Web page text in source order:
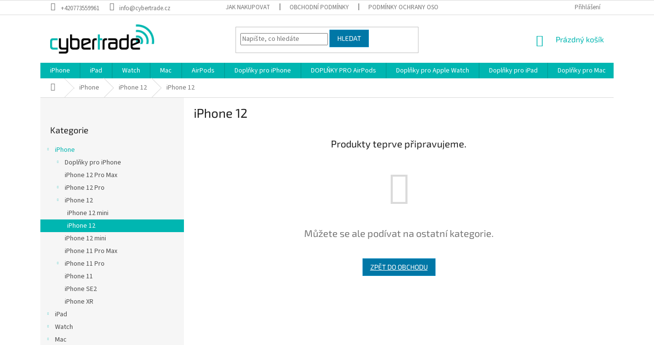
na
+420773559961 info@cybertrade.cz JAK NAKUPOVAT OBCHODNÍ PODMÍNKY PODMÍNKY OCHRANY OSOBNÍCH ÚDAJŮ Přihlášení
HLEDAT
NÁKUPNÍ
Prázdný košík
iPhone iPad Watch Mac AirPods Doplňky pro iPhone DOPLŇKY PRO AirPods Doplňky pro Apple Watch Doplňky pro iPad Doplňky pro Mac
Domů iPhone iPhone 12 iPhone 12
n
e
kategorie
Kategorie
iPhone
Doplňky pro iPhone
iPhone 12 Pro Max
iPhone 12 Pro
iPhone 12
iPhone 12 mini
iPhone 12
iPhone 12 mini
iPhone 11 Pro Max
iPhone 11 Pro
iPhone 11
iPhone SE2
iPhone XR
iPad
Watch
Mac
iPhone 12
Produkty teprve připravujeme.
Můžete se ale podívat na ostatní kategorie.
ZPĚT DO OBCHODU